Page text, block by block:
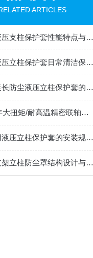
ARTICLES
防火液压支柱保护套性能特点与阻燃防护应用
防尘液压立柱保护套日常清洁保养与更换规范
如何延长防尘液压立柱保护套的使用寿命？
2026年大扭矩/耐高温精密联轴器定制找哪家？能实现精准定制的优质厂家盘点
煤矿用液压立柱保护套的安装规范与使用寿命提升方案
液压支架立柱防尘罩结构设计与密封防护原理